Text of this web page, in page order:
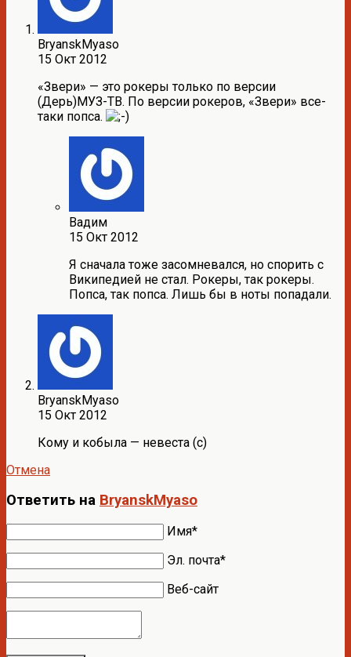
BryanskMyaso
15 Окт 2012
«Звери» — это рокеры только по версии
(Дерь)МУЗ-ТВ. По версии рокеров, «Звери» все-
таки попса.
Вадим
15 Окт 2012
Я сначала тоже засомневался, но спорить с
Википедией не стал. Рокеры, так рокеры.
Попса, так попса. Лишь бы в ноты попадали.
BryanskMyaso
15 Окт 2012
Кому и кобыла — невеста (с)
Отмена
Ответить на BryanskMyaso
Имя*
Эл. почта*
Веб-сайт